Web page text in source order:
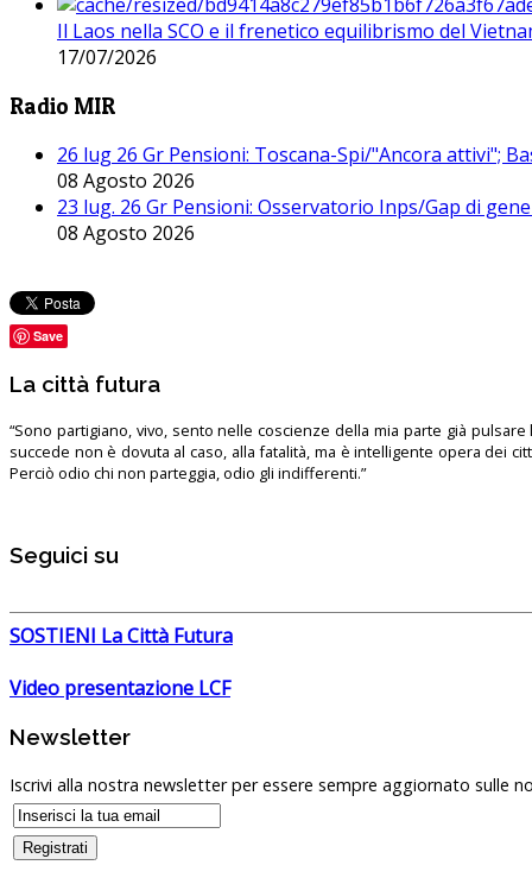
Il Laos nella SCO e il frenetico equilibrismo del
17/07/2026
Radio MIR
26 lug 26 Gr Pensioni: Toscana-Spi/"Ancora attivi";
08 Agosto 2026
23 lug. 26 Gr Pensioni: Osservatorio Inps/Gap di
08 Agosto 2026
Save
La città futura
“Sono partigiano, vivo, sento nelle coscienze della mia parte già pulsare
succede non è dovuta al caso, alla fatalità, ma è intelligente opera dei
Perciò odio chi non parteggia, odio gli indifferenti.”
Seguici su
SOSTIENI La Città Futura
Video presentazione LCF
Newsletter
Iscrivi alla nostra newsletter per essere sempre aggiornato sulle